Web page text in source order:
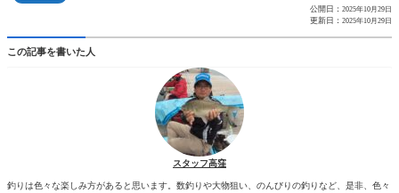
公開日： 2025年10月29日
更新日： 2025年10月29日
この記事を書いた人
スタッフ高窪
釣りは色々な楽しみ方があると思います。数釣りや大物狙い、のんびりの釣りなど、是非、色々